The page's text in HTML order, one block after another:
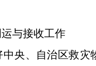
与接收工作
央、自治区救灾